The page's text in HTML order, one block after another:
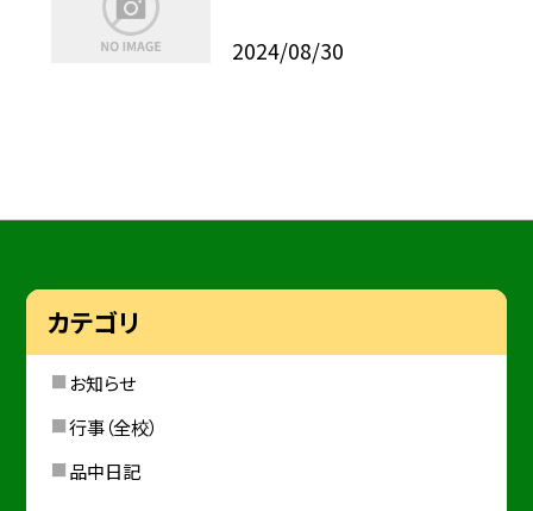
2024/08/30
カテゴリ
お知らせ
行事（全校）
品中日記